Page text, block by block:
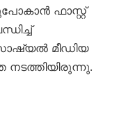
ഫാസ്റ്റ്
മീഡിയ